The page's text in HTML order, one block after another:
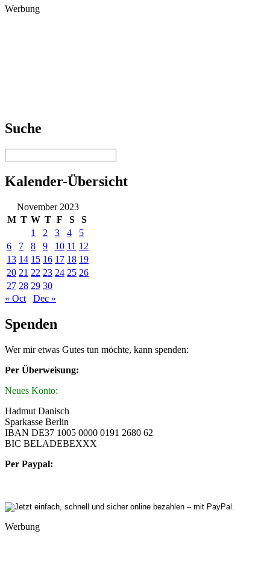
Werbung
Suche
Kalender-Übersicht
November 2023
M T W T F S
S
1
2 3 4
5
6
7 8 9 10 11 12
13 14 15 16 17 18 19
20 21 22 23 24 25 26
27 28 29 30
« Oct
Dec »
Spenden
Wer mir etwas Gutes tun möchte, kann spenden:
Per Überweisung:
Neues Konto:
Hadmut Danisch
Sparkasse Berlin
IBAN DE37 1005 0000 0191 2680 62
BIC BELADEBEXXX
Per Paypal:
Werbung